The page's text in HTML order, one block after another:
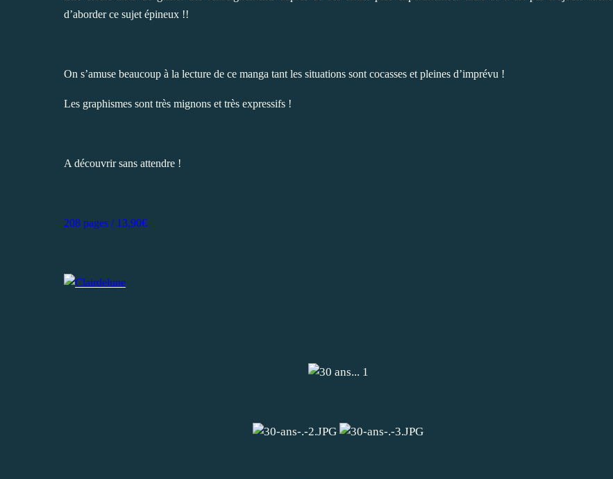
d’aborder ce sujet épineux !!
On s’amuse beaucoup à la lecture de ce manga tant les situations sont cocasses et pleines d’imprévu !
Les graphismes sont très mignons et très expressifs !
A découvrir sans attendre !
208 pages / 13,90€